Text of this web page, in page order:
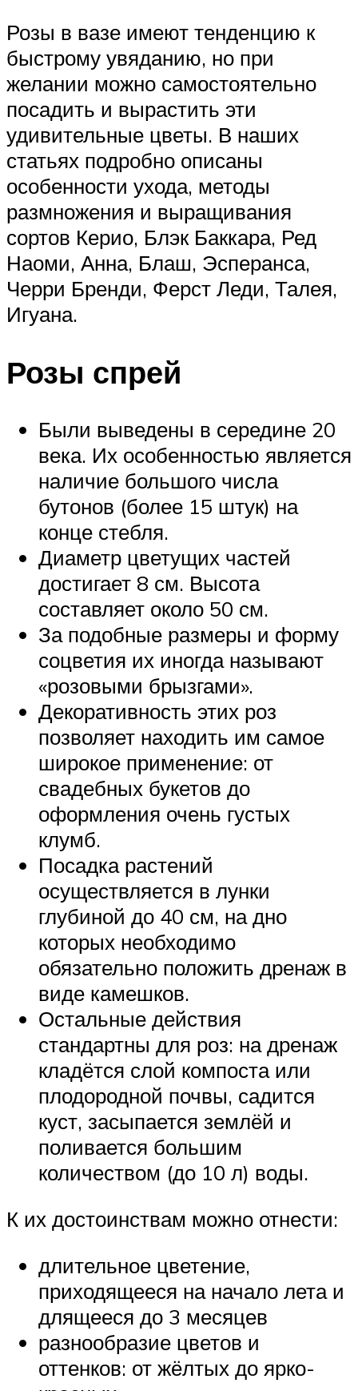
Розы в вазе имеют тенденцию к
быстрому увяданию, но при
желании можно самостоятельно
посадить и вырастить эти
удивительные цветы. В наших
статьях подробно описаны
особенности ухода, методы
размножения и выращивания
сортов Керио, Блэк Баккара, Ред
Наоми, Анна, Блаш, Эсперанса,
Черри Бренди, Ферст Леди, Талея,
Игуана.
Розы спрей
Были выведены в середине 20
века. Их особенностью является
наличие большого числа
бутонов (более 15 штук) на
конце стебля.
Диаметр цветущих частей
достигает 8 см. Высота
составляет около 50 см.
За подобные размеры и форму
соцветия их иногда называют
«розовыми брызгами».
Декоративность этих роз
позволяет находить им самое
широкое применение: от
свадебных букетов до
оформления очень густых
клумб.
Посадка растений
осуществляется в лунки
глубиной до 40 см, на дно
которых необходимо
обязательно положить дренаж в
виде камешков.
Остальные действия
стандартны для роз: на дренаж
кладётся слой компоста или
плодородной почвы, садится
куст, засыпается землёй и
поливается большим
количеством (до 10 л) воды.
К их достоинствам можно отнести:
длительное цветение,
приходящееся на начало лета и
длящееся до 3 месяцев
разнообразие цветов и
оттенков: от жёлтых до ярко-